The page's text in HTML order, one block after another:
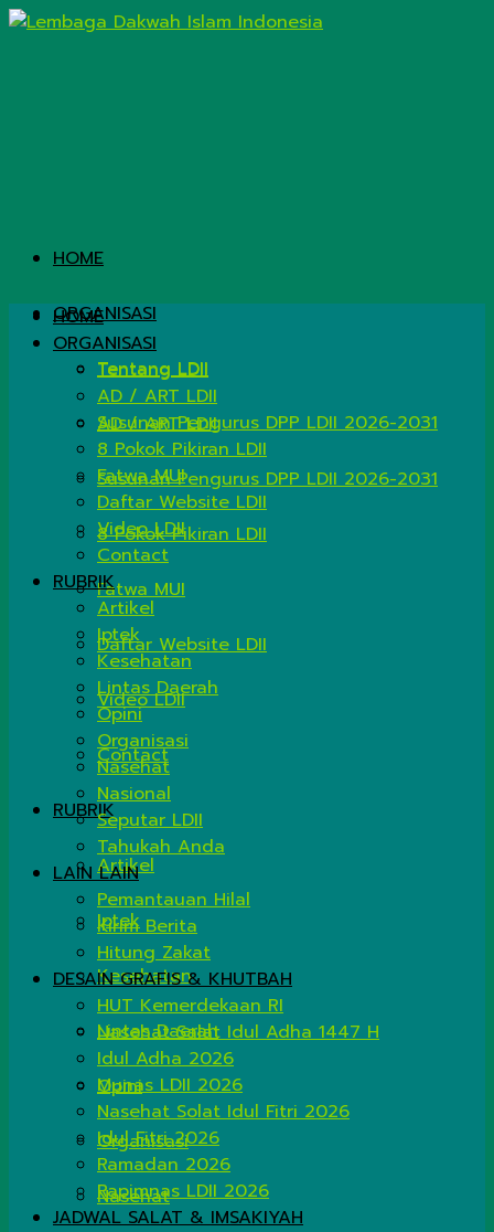
HOME
ORGANISASI
Tentang LDII
AD / ART LDII
Susunan Pengurus DPP LDII 2026-2031
8 Pokok Pikiran LDII
Fatwa MUI
Daftar Website LDII
Video LDII
Contact
RUBRIK
Artikel
Iptek
Kesehatan
Lintas Daerah
Opini
Organisasi
Nasehat
HOME
ORGANISASI
Tentang LDII
AD / ART LDII
Susunan Pengurus DPP LDII 2026-2031
8 Pokok Pikiran LDII
Fatwa MUI
Daftar Website LDII
Video LDII
Contact
RUBRIK
Artikel
Iptek
Kesehatan
Lintas Daerah
Opini
Organisasi
Nasehat
Nasional
Seputar LDII
Tahukah Anda
LAIN LAIN
Pemantauan Hilal
Kirim Berita
Hitung Zakat
DESAIN GRAFIS & KHUTBAH
HUT Kemerdekaan RI
Nasehat Salat Idul Adha 1447 H
Idul Adha 2026
Munas LDII 2026
Nasehat Solat Idul Fitri 2026
Idul Fitri 2026
Ramadan 2026
Rapimnas LDII 2026
JADWAL SALAT & IMSAKIYAH